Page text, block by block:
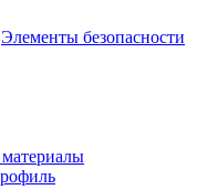
Элементы безопасности